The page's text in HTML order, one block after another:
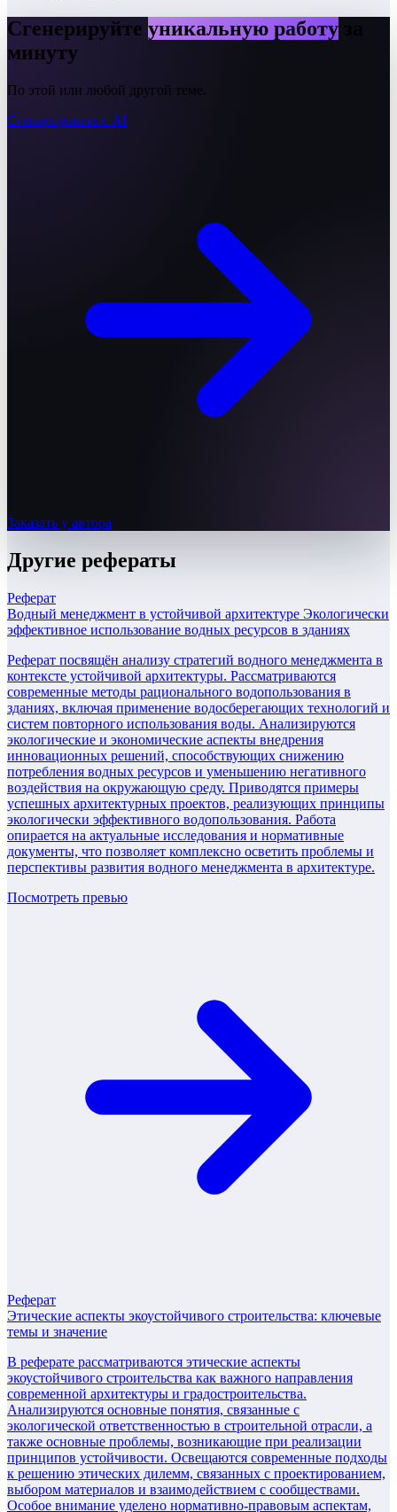
Сгенерируйте уникальную работу
минуту
По этой или любой другой теме.
Сгенерировать с AI
Заказать у автора
Другие рефераты
Реферат
Водный менеджмент в устойчивой архитектуре Экологически
эффективное использование водных ресурсов в зданиях
Реферат посвящён анализу стратегий водного менеджмента в
контексте устойчивой архитектуры. Рассматриваются
современные методы рационального водопользования в
зданиях, включая применение водосберегающих технологий и
систем повторного использования воды. Анализируются
экологические и экономические аспекты внедрения
инновационных решений, способствующих снижению
потребления водных ресурсов и уменьшению негативного
воздействия на окружающую среду. Приводятся примеры
успешных архитектурных проектов, реализующих принципы
экологически эффективного водопользования. Работа
опирается на актуальные исследования и нормативные
документы, что позволяет комплексно осветить проблемы и
перспективы развития водного менеджмента в архитектуре.
Посмотреть превью
Реферат
Этические аспекты экоустойчивого строительства: ключевые
темы и значение
В реферате рассматриваются этические аспекты
экоустойчивого строительства как важного направления
современной архитектуры и градостроительства.
Анализируются основные понятия, связанные с
экологической ответственностью в строительной отрасли, а
также основные проблемы, возникающие при реализации
принципов устойчивости. Освещаются современные подходы
к решению этических дилемм, связанных с проектированием,
выбором материалов и взаимодействием с сообществами.
Особое внимание уделено нормативно-правовым аспектам,